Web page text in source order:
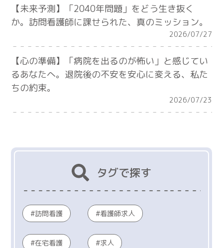
【未来予測】「2040年問題」をどう生き抜く
か。訪問看護師に課せられた、真のミッション。
2026/07/27
【心の準備】「病院を出るのが怖い」と感じてい
るあなたへ。退院後の不安を安心に変える、私た
ちの約束。
2026/07/23
タグで探す
訪問看護 看護師求人
在宅看護 求人